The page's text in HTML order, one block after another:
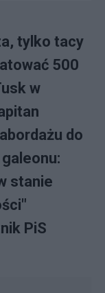
tylko tacy
500
w
do
stanie
PiS